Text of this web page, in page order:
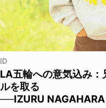
ID
LA五輪への意気込み
ルを取る
──IZURU